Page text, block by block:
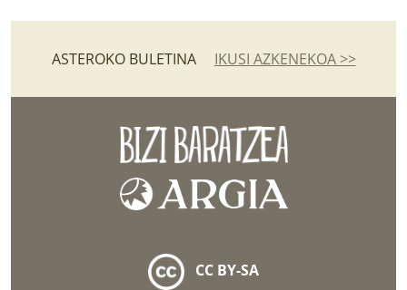
ASTEROKO BULETINA IKUSI AZKENEKOA >>
CC BY-SA